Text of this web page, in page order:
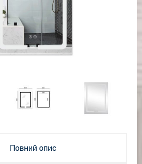
Повний опис